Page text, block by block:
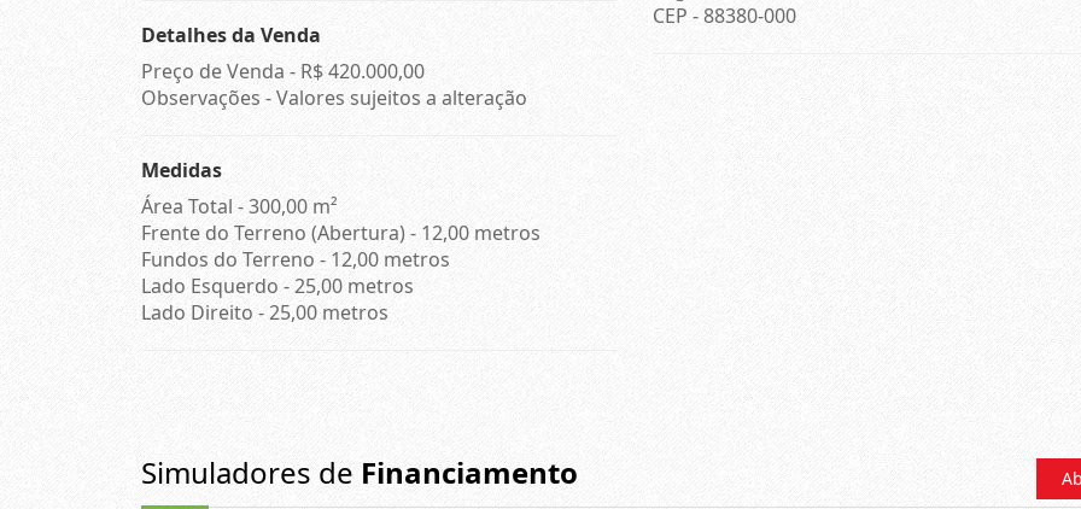
Detalhes da Venda
Preço de Venda - R$ 420.000,00
Observações - Valores sujeitos a alteração
Medidas
Área Total - 300,00 m²
Frente do Terreno (Abertura) - 12,00 metros
Fundos do Terreno - 12,00 metros
Lado Esquerdo - 25,00 metros
Lado Direito - 25,00 metros
CEP -88380-000
Simuladores de Financiamento